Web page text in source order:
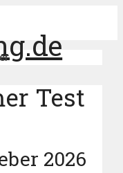
Test
2026